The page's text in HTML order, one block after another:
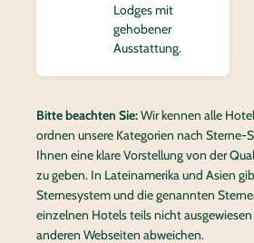
Lodges mit
gehobener
Ausstattung.
Bitte beachten Sie:Wir kennen alle
ordnen unsere Kategorien nach Sterne-
Ihnen eine klare Vorstellung von der
zu geben. In Lateinamerika und Asien
Sternesystem und die genannten
einzelnen Hotels teils nicht
anderen Webseiten abweichen.